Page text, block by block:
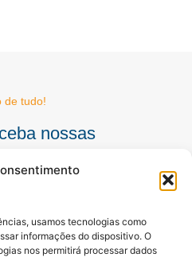
usamos tecnologias como
informações do dispositivo. O
nos permitirá processar dados
de tudo!
nossas